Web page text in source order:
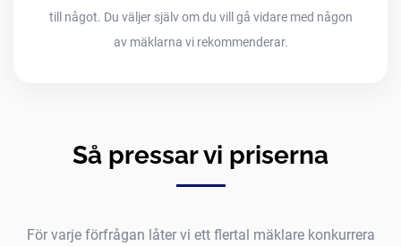
till något. Du väljer själv om du vill gå vidare med någon
av mäklarna vi rekommenderar.
Så pressar vi priserna
För varje förfrågan låter vi ett flertal mäklare konkurrera